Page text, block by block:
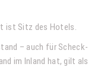
ist Sitz des Hotels.
– auch für
im Inland hat, gilt